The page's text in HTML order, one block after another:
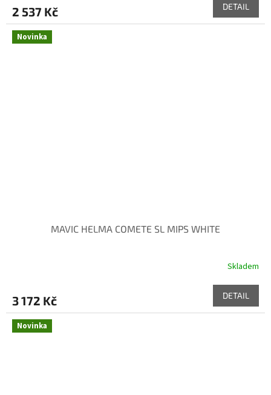
2 537 Kč DETAIL
Novinka
MAVIC HELMA COMETE SL MIPS WHITE
Skladem
3 172 Kč DETAIL
Novinka